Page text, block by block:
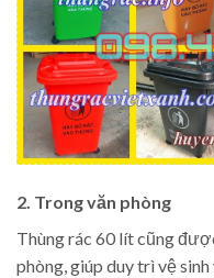
2. Trong văn phòng
Thùng rác 60 lít cũng
phòng, giúp duy trì vệ